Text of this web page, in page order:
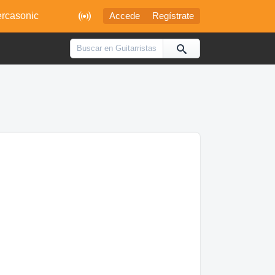
 Accede Regístrate